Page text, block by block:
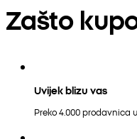
Zašto
Uvijek blizu vas
Preko 4.000 prodavnica